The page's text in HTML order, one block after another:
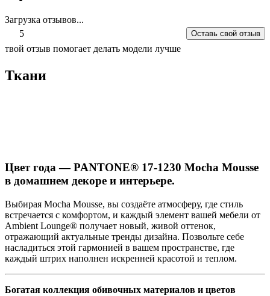
Загрузка отзывов...
5
Оставь свой отзыв
твой отзыв помогает делать модели лучше
Ткани
Цвет года — PANTONE® 17-1230 Mocha Mousse
в домашнем декоре и интерьере.
Выбирая Mocha Mousse, вы создаёте атмосферу, где стиль
встречается с комфортом, и каждый элемент вашей мебели от
Ambient Lounge® получает новый, живой оттенок,
отражающий актуальные тренды дизайна. Позвольте себе
насладиться этой гармонией в вашем пространстве, где
каждый штрих наполнен искренней красотой и теплом.
Богатая коллекция обивочных материалов и цветов